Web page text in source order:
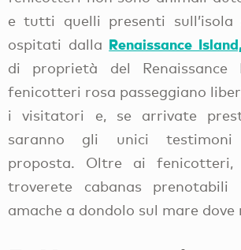
e tutti quelli presenti
ospitati dalla Renaissance
di proprietà del Renaissance
fenicotteri rosa passeggiano
i visitatori e, se arrivate
saranno gli unici
proposta. Oltre ai fenicotteri,
troverete cabanas prenotabili
amache a dondolo sul mare dove